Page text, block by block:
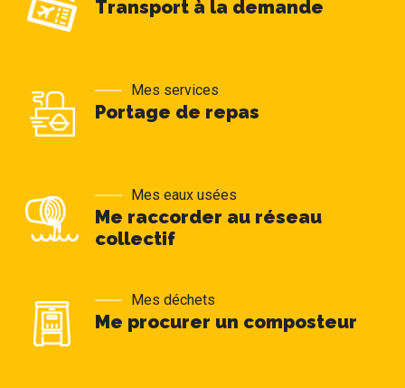
Transport à la demande
Mes services
Portage de repas
Mes eaux usées
Me raccorder au réseau
collectif
Mes déchets
Me procurer un composteur